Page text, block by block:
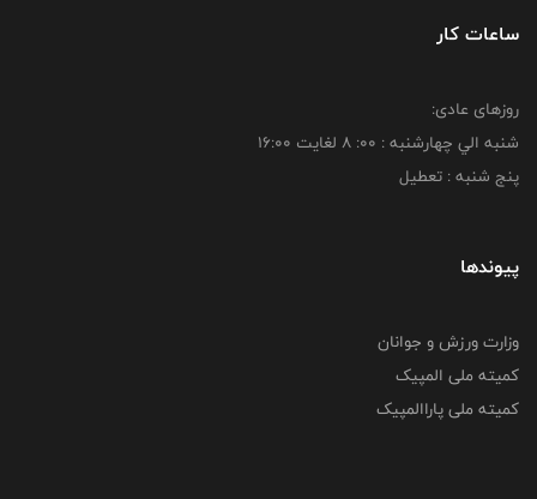
ساعات کار
روزهای عادی:
شنبه الي چهارشنبه : 00: 8 لغايت 16:00
پنج شنبه : تعطیل
پیوندها
وزارت ورزش و جوانان
کمیته ملی المپیک
کمیته ملی پاراالمپیک